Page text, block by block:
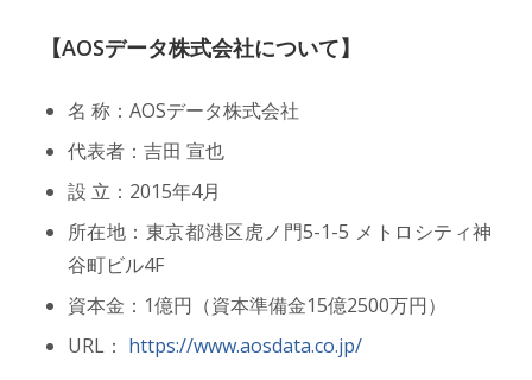
【AOSデータ株式会社について】
名 称：AOSデータ株式会社
代表者：吉田 宣也
設 立：2015年4月
所在地：東京都港区虎ノ門5-1-5 メトロシティ神
谷町ビル4F
資本金：1億円（資本準備金15億2500万円）
URL： https://www.aosdata.co.jp/